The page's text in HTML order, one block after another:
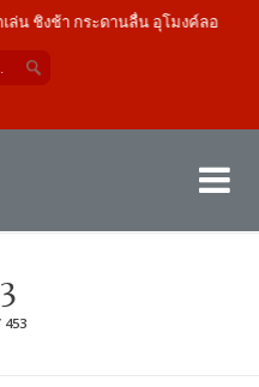
ล่น ชิงช้า กระดานลื่น อุโมงค์ลอด
453